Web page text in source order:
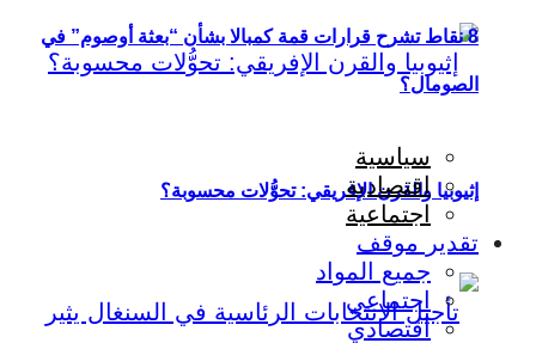
إثيوبيا والقرن الإفريقي: تحوُّلات محسوبة؟
8 نقاط تشرح قرارات قمة كمبالا بشأن “بعثة أوصوم” في
الصومال؟
سياسية
اقتصادية
اجتماعية
تقدير موقف
جميع المواد
اجتماعي
اقتصادي